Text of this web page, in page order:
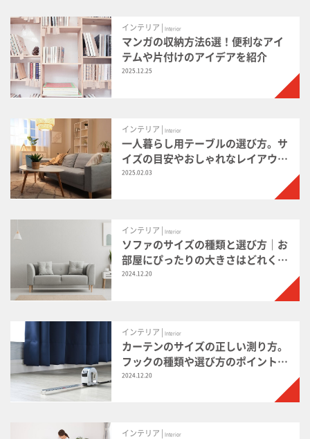
インテリア |Interior
マンガの収納方法6選！便利なアイ
テムや片付けのアイデアを紹介
2025.12.25
インテリア |Interior
一人暮らし用テーブルの選び方。サ
イズの目安やおしゃれなレイアウト
例
2025.02.03
インテリア |Interior
ソファのサイズの種類と選び方｜お
部屋にぴったりの大きさはどれくら
い？
2024.12.20
インテリア |Interior
カーテンのサイズの正しい測り方。
フックの種類や選び方のポイントを
解説
2024.12.20
インテリア |Interior